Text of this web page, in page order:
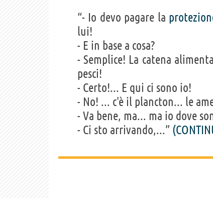
“- Io devo pagare la
lui!
- E in base a cosa?
- Semplice! La catena
pesci!
- Certo!... E qui ci sono io!
- No! ... c'è il plancton... le
- Va bene, ma... ma io dove
- Ci sto arrivando,...”